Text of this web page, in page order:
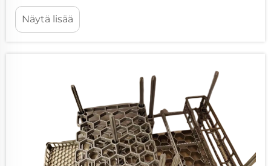
materiaaleista nykyaikaisissa
teollisuussovelluksissa, yhdistäen teräksen
lujuuden ja valumisen suunnittelullisen
Näytä lisää